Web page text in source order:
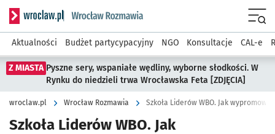
Serwis informacyjny wroclaw.pl podserwis: Rozmawia
Aktualności Budżet partycypacyjny NGO Konsultacje CAL-e
Z MIASTA Pyszne sery, wspaniałe wędliny, wyborne słodkości. W
Rynku do niedzieli trwa Wrocławska Feta [ZDJĘCIA]
wroclaw.pl Wrocław Rozmawia Szkoła Liderów WBO. Jak
Szkoła Liderów WBO. Jak